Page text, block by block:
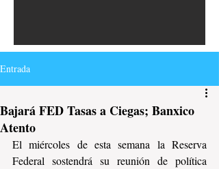
Entrada
Bajará FED Tasas a Ciegas; Banxico
Atento
El miércoles de esta semana la Reserva
Federal sostendrá su reunión de política